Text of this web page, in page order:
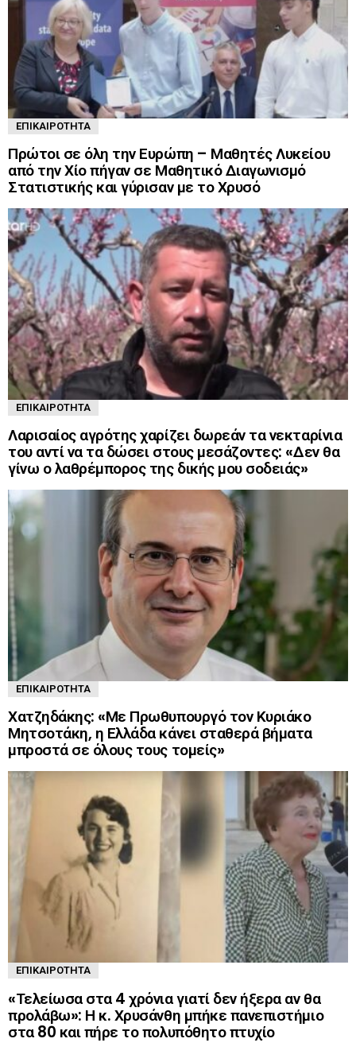
ΕΠΙΚΑΙΡΌΤΗΤΑ
Πρώτοι σε όλη την Ευρώπη – Μαθητές Λυκείου
από την Χίο πήγαν σε Μαθητικό Διαγωνισμό
Στατιστικής και γύρισαν με το Χρυσό
ΕΠΙΚΑΙΡΌΤΗΤΑ
Λαρισαίος αγρότης χαρίζει δωρεάν τα νεκταρίνια
του αντί να τα δώσει στους μεσάζοντες: «Δεν θα
γίνω ο λαθρέμπορος της δικής μου σοδειάς»
ΕΠΙΚΑΙΡΌΤΗΤΑ
Χατζηδάκης: «Με Πρωθυπουργό τον Κυριάκο
Μητσοτάκη, η Ελλάδα κάνει σταθερά βήματα
μπροστά σε όλους τους τομείς»
ΕΠΙΚΑΙΡΌΤΗΤΑ
«Τελείωσα στα 4 χρόνια γιατί δεν ήξερα αν θα
προλάβω»: Η κ. Χρυσάνθη μπήκε πανεπιστήμιο
στα 80 και πήρε το πολυπόθητο πτυχίο